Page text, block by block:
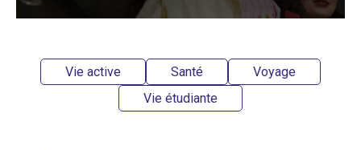
Vie active Santé
Voyage
Vie étudiante